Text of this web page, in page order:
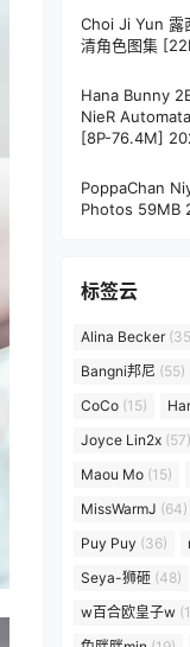
Choi Ji Yun 露
清角色图集
Hana Bunny
NieR
[8P-76.4M]
PoppaChan
Photos 59MB
标签云
Alina Becker
Bangni邦尼 (55)
CoCo (15)
Joyce Lin2x (57)
Maou Mo (15)
MissWarmJ (64)
Puy Puy (36)
Seya-狮砸 (48)
w百合欧皇子w